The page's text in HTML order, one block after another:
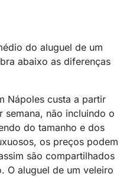
do aluguel de um
abaixo as diferenças
Nápoles custa a partir
não incluindo o
do tamanho e dos
os preços podem
são compartilhados
O aluguel de um veleiro